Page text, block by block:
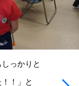
っかりと
！」と